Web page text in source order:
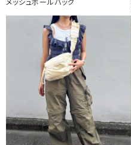
メッシュボールバッグ